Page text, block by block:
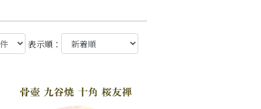
表示順：